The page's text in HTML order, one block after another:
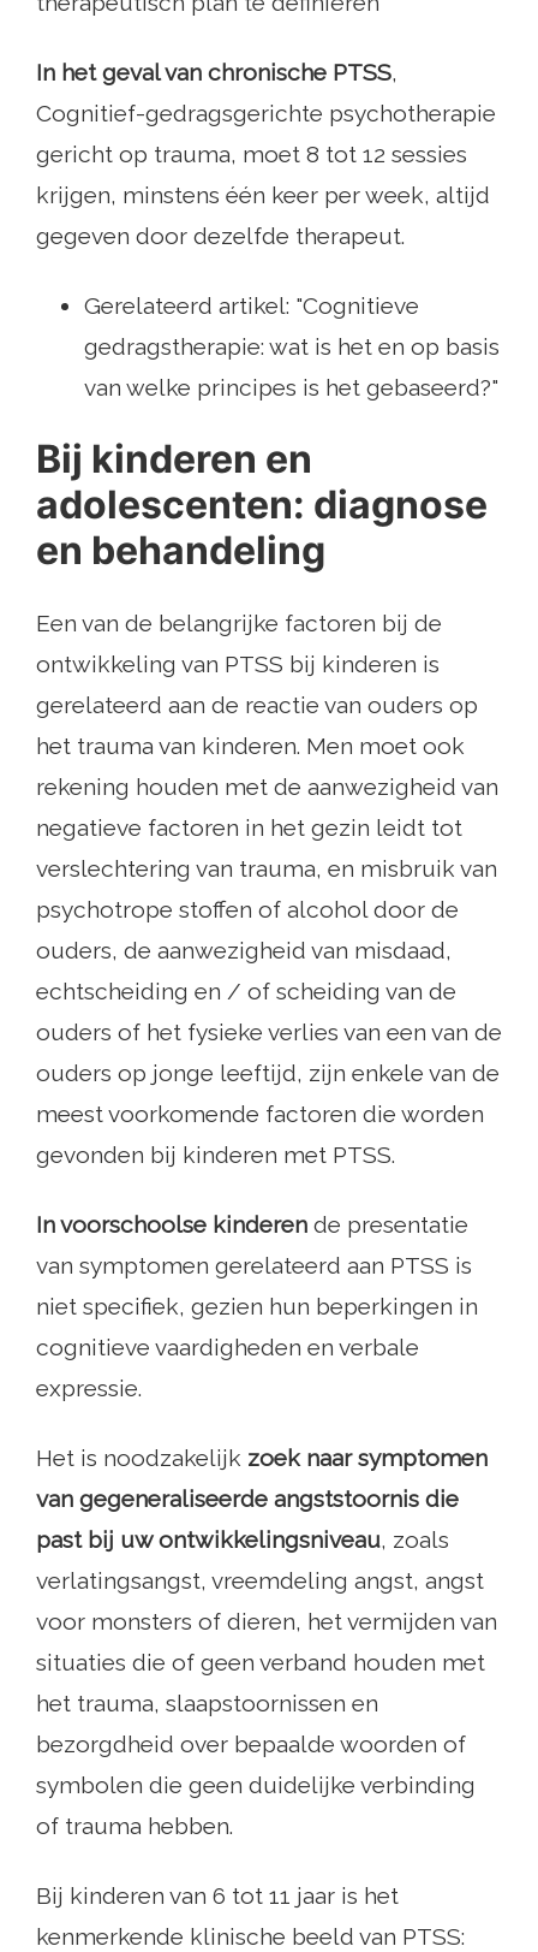
In het geval van chronische PTSS,
Cognitief-gedragsgerichte psychotherapie
gericht op trauma, moet 8 tot 12 sessies
krijgen, minstens één keer per week, altijd
gegeven door dezelfde therapeut.
Gerelateerd artikel: "Cognitieve
gedragstherapie: wat is het en op basis
van welke principes is het gebaseerd?"
Bij kinderen en
adolescenten: diagnose
en behandeling
Een van de belangrijke factoren bij de
ontwikkeling van PTSS bij kinderen is
gerelateerd aan de reactie van ouders op
het trauma van kinderen. Men moet ook
rekening houden met de aanwezigheid van
negatieve factoren in het gezin leidt tot
verslechtering van trauma, en misbruik van
psychotrope stoffen of alcohol door de
ouders, de aanwezigheid van misdaad,
echtscheiding en / of scheiding van de
ouders of het fysieke verlies van een van de
ouders op jonge leeftijd, zijn enkele van de
meest voorkomende factoren die worden
gevonden bij kinderen met PTSS.
In voorschoolse kinderen de presentatie
van symptomen gerelateerd aan PTSS is
niet specifiek, gezien hun beperkingen in
cognitieve vaardigheden en verbale
expressie.
Het is noodzakelijk zoek naar symptomen
van gegeneraliseerde angststoornis die
past bij uw ontwikkelingsniveau, zoals
verlatingsangst, vreemdeling angst, angst
voor monsters of dieren, het vermijden van
situaties die of geen verband houden met
het trauma, slaapstoornissen en
bezorgdheid over bepaalde woorden of
symbolen die geen duidelijke verbinding
of trauma hebben.
Bij kinderen van 6 tot 11 jaar is het
kenmerkende klinische beeld van PTSS: